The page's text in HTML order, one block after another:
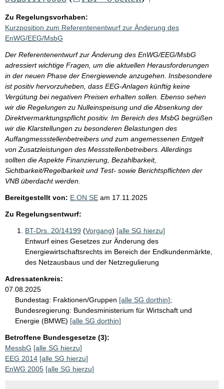
Zu Regelungsvorhaben:
Kurzposition zum Referentenentwurf zur Änderung des
EnWG/EEG/MsbG
Der Referentenentwurf zur Änderung des EnWG/EEG/MsbG
adressiert wichtige Fragen, um die aktuellen Herausforderungen
in der neuen Phase der Energiewende anzugehen. Insbesondere
ist positiv hervorzuheben, dass EEG-Anlagen künftig keine
Vergütung bei negativen Preisen erhalten sollen. Ebenso sehen
wir die Regelungen zu Nulleinspeisung und die Absenkung der
Direktvermarktungspflicht positiv. Im Bereich des MsbG begrüßen
wir die Klarstellungen zu besonderen Belastungen des
Auffangmessstellenbetreibers und zum angemessenen Entgelt
von Zusatzleistungen des Messstellenbetreibers. Allerdings
sollten die Aspekte Finanzierung, Bezahlbarkeit,
Sichtbarkeit/Regelbarkeit und Test- sowie Berichtspflichten der
VNB überdacht werden.
Bereitgestellt von: E.ON SE am 17.11.2025
Zu Regelungsentwurf:
BT-Drs. 20/14199 (Vorgang) [alle SG hierzu]
Entwurf eines Gesetzes zur Änderung des
Energiewirtschaftsrechts im Bereich der Endkundenmärkte,
des Netzausbaus und der Netzregulierung
Adressatenkreis:
07.08.2025
Bundestag: Fraktionen/Gruppen [alle SG dorthin];
Bundesregierung: Bundesministerium für Wirtschaft und
Energie (BMWE) [alle SG dorthin]
Betroffene Bundesgesetze (3):
MessbG [alle SG hierzu]
EEG 2014 [alle SG hierzu]
EnWG 2005 [alle SG hierzu]